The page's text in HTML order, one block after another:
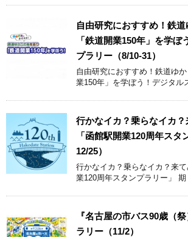
自由研究におすすめ！鉄
「鉄道開業150年」を学ぼ
プラリー（8/10-31）
自由研究におすすめ！鉄道ゆ
業150年」を学ぼう！デジタル
行かなイカ？乗らなイカ？
「函館駅開業120周年スタ
12/25）
行かなイカ？乗らなイカ？来
業120周年スタンプラリー」 期
『名古屋の市バス90歳（
ラリー（11/2）